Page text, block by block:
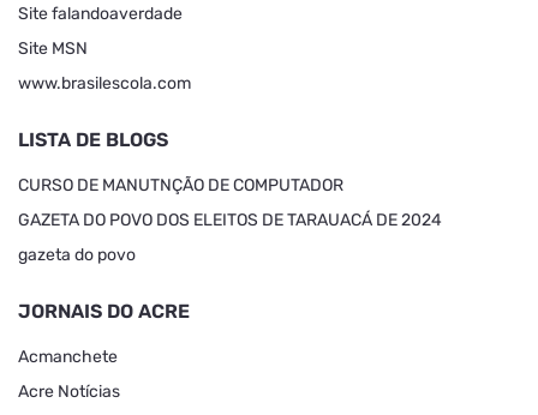
Site falandoaverdade
Site MSN
www.brasilescola.com
LISTA DE BLOGS
CURSO DE MANUTNÇÃO DE COMPUTADOR
GAZETA DO POVO DOS ELEITOS DE TARAUACÁ DE 2024
gazeta do povo
JORNAIS DO ACRE
Acmanchete
Acre Notícias